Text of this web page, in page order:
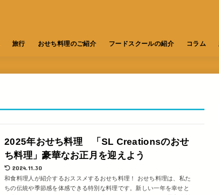
旅行 おせち料理のご紹介 フードスクールの紹介 コラム
2025年おせち料理 「SL Creationsのおせ
ち料理」豪華なお正月を迎えよう
2024.11.30
和食料理人が紹介するおススメするおせち料理！ おせち料理は、私た
ちの伝統や季節感を体感できる特別な料理です。新しい一年を幸せと